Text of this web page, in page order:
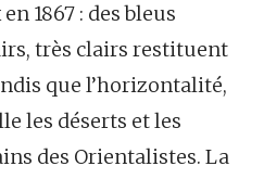
1867 : des bleus
très clairs restituent
que l’horizontalité,
les déserts et les
des Orientalistes. La